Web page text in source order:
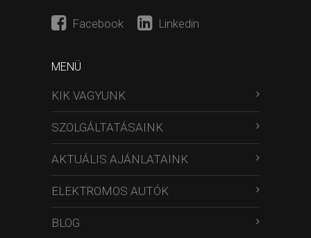
Facebook Linkedin
MENÜ
KIK VAGYUNK
SZOLGÁLTATÁSAINK
AKTUÁLIS AJÁNLATAINK
ELEKTROMOS AUTÓK
BLOG